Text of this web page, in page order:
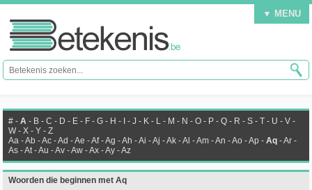
▼ MENU
# -A - B -C - D - E - F -G - H - -J - K - L - M - N -O - P -Q - R -S -T - U -V -
W-X -Y -Z
Aa -Ab -Ac -Ad -Ae -Af-Ag -Ah -Ai -Aj -Ak -Al -Am -An -Ao -Ap -Aq -Ar -
As -At-Au -Av -Aw -Ax -Ay -Az
Woorden die beginnen met Aq